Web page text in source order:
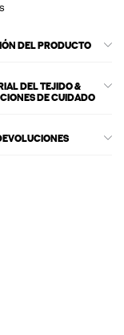
DEL PRODUCTO
DEL TEJIDO &
DE CUIDADO